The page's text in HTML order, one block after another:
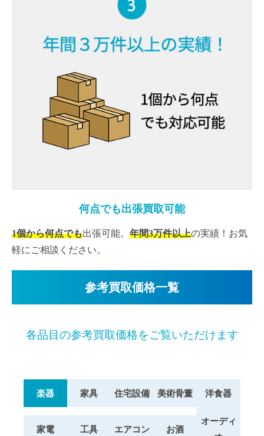
何点でも出張買取可能
1個から何点でも出張可能。 年間3万件以上の実績！お気
軽にご相談ください。
参考買取価格一覧
各品目の参考買取価格をご覧いただけます
楽器 家具 住宅設備 美術骨董 洋食器
家電 工具 エアコン お酒
オーディ